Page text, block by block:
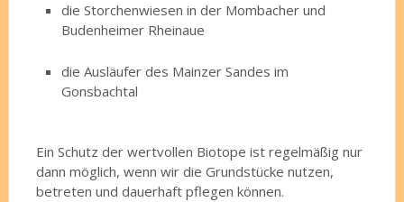
die Storchenwiesen in der Mombacher und
Budenheimer Rheinaue
die Ausläufer des Mainzer Sandes im
Gonsbachtal
Ein Schutz der wertvollen Biotope ist regelmäßig nur
dann möglich, wenn wir die Grundstücke nutzen,
betreten und dauerhaft pflegen können.